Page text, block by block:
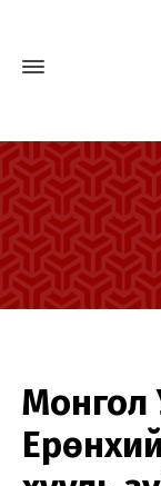
Монгол